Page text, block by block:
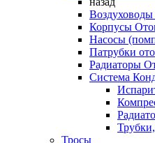
Корпусы
Насосы
Патрубки
Радиаторы
Система
Тросы